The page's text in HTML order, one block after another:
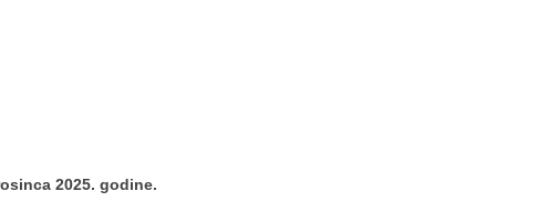
2025. godine.